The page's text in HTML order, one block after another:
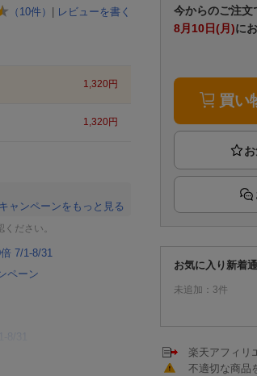
（ 10件） レビューを書く
1,320円
1,320円
ャンペーンをもっと見る
ださい。
7/1-8/31
ペーン
31
今からのご注文
8月10日(月)に
買い
お気に入り新着
未追加： 3件
楽天アフィリ
不適切な商品